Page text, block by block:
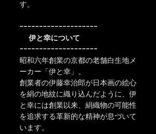
す。
ｰｰｰｰｰｰｰｰｰｰｰｰｰｰｰｰｰｰｰｰ
伊と幸について
ｰｰｰｰｰｰｰｰｰｰｰｰｰｰｰｰｰｰｰｰ
昭和六年創業の京都の老舗白生地メ
ーカー「伊と幸」。
創業者の伊藤幸治郎が日本画の絵心
を絹の地紋に織り込んだように、伊
と幸には創業以来、絹織物の可能性
を追求する革新的な精神が息づいて
います。